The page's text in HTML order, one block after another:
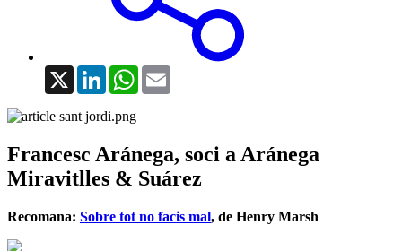
X LinkedInWhatsApp
Francesc Aránega, soci a Aránega
Miravitlles & Suárez
Recomana: Sobre tot no facis mal, de Henry Marsh